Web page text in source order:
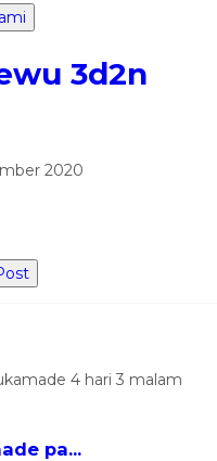
3d2n
2020
pa...